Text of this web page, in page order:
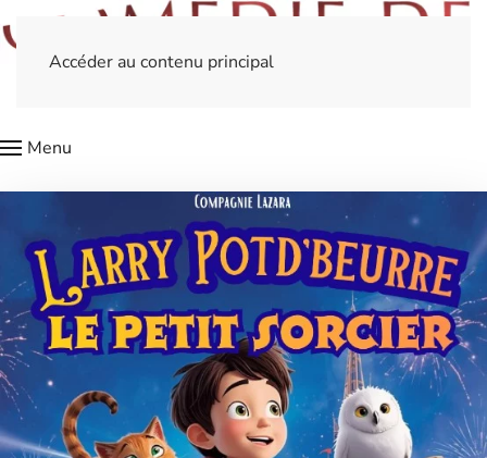
Accéder au contenu principal
Menu